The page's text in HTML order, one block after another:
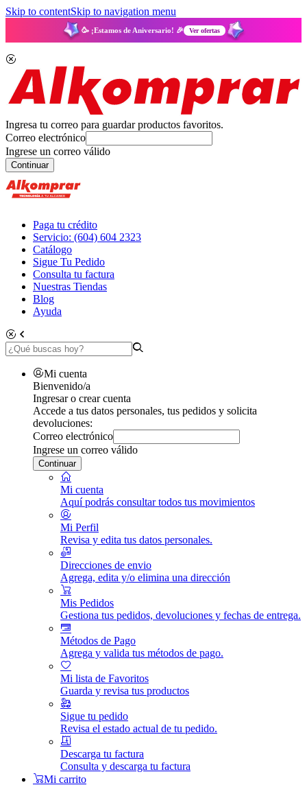
Skip to contentSkip to navigation menu
🥳 ¡Estamos de Aniversario! 🎉 Ver ofertas
Ingresa tu correo para guardar productos favoritos.
Correo electrónico
Ingrese un correo válido
Continuar
Paga tu crédito
Servicio: (604) 604 2323
Catálogo
Sigue Tu Pedido
Consulta tu factura
Nuestras Tiendas
Blog
Ayuda
Mi cuenta
Bienvenido/a
Ingresar o crear cuenta
Accede a tus datos personales, tus pedidos y solicita
devoluciones:
Correo electrónico
Ingrese un correo válido
Continuar
Mi cuenta
Aquí podrás consultar todos tus movimientos
Mi Perfil
Revisa y edita tus datos personales.
Direcciones de envio
Agrega, edita y/o elimina una dirección
Mis Pedidos
Gestiona tus pedidos, devoluciones y fechas de entrega.
Métodos de Pago
Agrega y valida tus métodos de pago.
Mi lista de Favoritos
Guarda y revisa tus productos
Sigue tu pedido
Revisa el estado actual de tu pedido.
Descarga tu factura
Consulta y descarga tu factura
Mi carrito